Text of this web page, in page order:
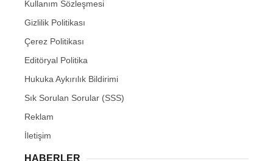
Kullanım Sözleşmesi
Gizlilik Politikası
Çerez Politikası
Editöryal Politika
Hukuka Aykırılık Bildirimi
Sık Sorulan Sorular (SSS)
Reklam
İletişim
HABERLER